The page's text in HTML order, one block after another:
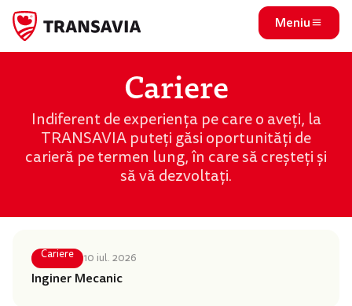
Meniu
Cariere
Indiferent de experiența pe care o aveți, la
TRANSAVIA puteți găsi oportunități de
carieră pe termen lung, în care să creșteți și
să vă dezvoltați.
Cariere 10 iul. 2026
Inginer Mecanic